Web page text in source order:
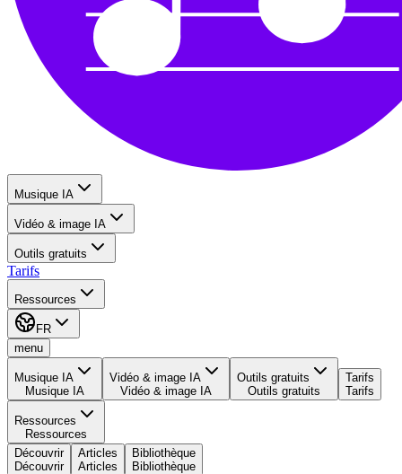
Musique IA
Vidéo & image IA
Outils gratuits
Tarifs
Ressources
FR
menu
Musique IA
Musique IA
Vidéo & image IA
Vidéo & image IA
Outils gratuits
Outils gratuits
Tarifs
Tarifs
Ressources
Ressources
Découvrir
Découvrir
Articles
Articles
Bibliothèque
Bibliothèque